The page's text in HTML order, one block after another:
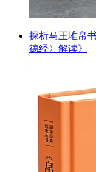
探析马王堆帛
德经〉解读》